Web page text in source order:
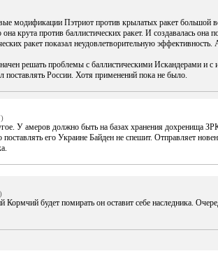
модификации Пэтриот против крылатых ракет большой
она крута против баллистических ракет. И создавалась
ракет показал неудовлетворительную
решать проблемы с баллистическими Искандерами и
поставлять России. Хотя применений пока не было.
У амеров должно быть на базах хранения дохренища
поставлять его Украине Байден не спешит. Отправляет
Кормчий будет помирать он оставит себе наследника.